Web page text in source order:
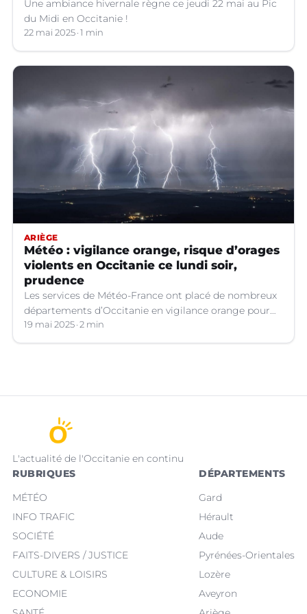
Une ambiance hivernale règne ce jeudi 22 mai au Pic
du Midi en Occitanie !
22 mai 2025 1 min
ARIÈGE
Météo : vigilance orange, risque d’orages
violents en Occitanie ce lundi soir,
prudence
Les services de Météo-France ont placé de nombreux
départements d’Occitanie en vigilance orange pour
les orages violents.
19 mai 2025 2 min
L'actualité de l'Occitanie en continu
RUBRIQUES
MÉTÉO
INFO TRAFIC
SOCIÉTÉ
FAITS-DIVERS / JUSTICE
CULTURE & LOISIRS
ECONOMIE
DÉPARTEMENTS
Gard
Hérault
Aude
Pyrénées-Orientales
Lozère
Aveyron